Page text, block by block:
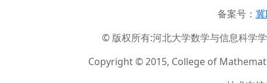
备案号：
© 版权所有:河北大学数学与信息科
Copyright © 2015, College of